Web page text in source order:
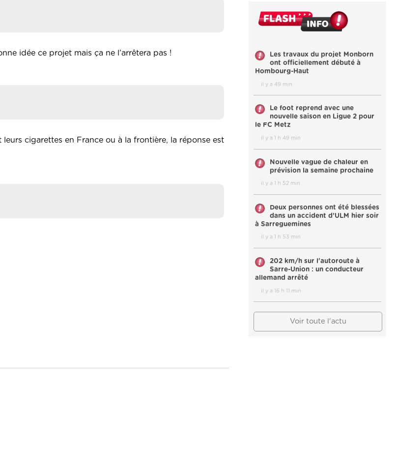
idée ce projet mais ça ne l’arrêtera pas !
cigarettes en France ou à la frontière, la réponse est
Les travaux du projet Monborn
ont officiellement débuté à
Hombourg-Haut
il y a 49 min
Le foot reprend avec une
nouvelle saison en Ligue 2 pour
le FC Metz
il y a 1 h 49 min
Nouvelle vague de chaleur en
prévision la semaine prochaine
il y a 1 h 52 min
Deux personnes ont été blessées
dans un accident d’ULM hier soir
à Sarreguemines
il y a 1 h 53 min
202 km/h sur l'autoroute à
Sarre-Union : un conducteur
allemand arrêté
il y a 16 h 11 min
Voir toute l'actu